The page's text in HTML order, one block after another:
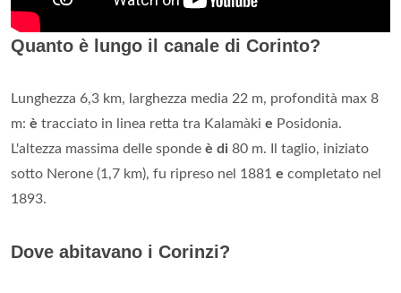
Quanto è lungo il canale di Corinto?
Lunghezza 6,3 km, larghezza media 22 m, profondità max 8
m: è tracciato in linea retta tra Kalamàki e Posidonia.
L'altezza massima delle sponde è di 80 m. Il taglio, iniziato
sotto Nerone (1,7 km), fu ripreso nel 1881 e completato nel
1893.
Dove abitavano i Corinzi?